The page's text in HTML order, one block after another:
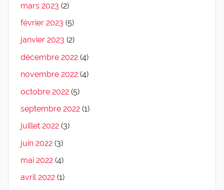
mars 2023 (2)
février 2023 (5)
janvier 2023 (2)
décembre 2022 (4)
novembre 2022 (4)
octobre 2022 (5)
septembre 2022 (1)
juillet 2022 (3)
juin 2022 (3)
mai 2022 (4)
avril 2022 (1)